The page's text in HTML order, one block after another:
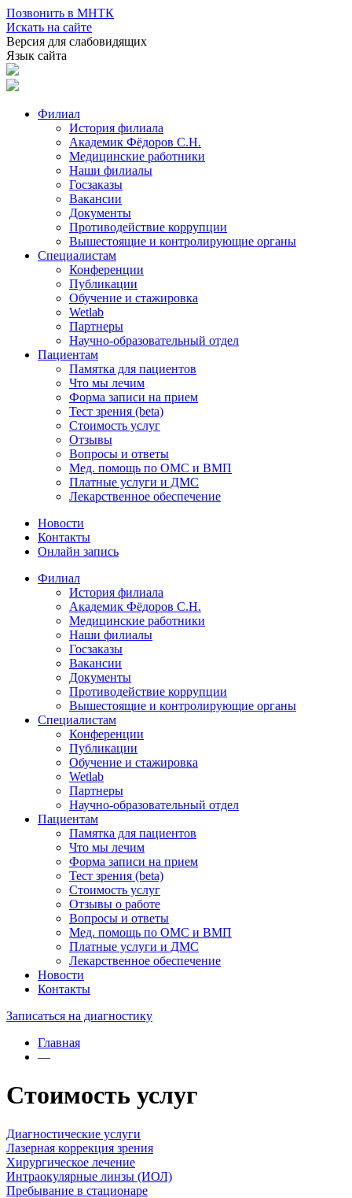
Позвонить в МНТК
Искать на сайте
Версия для слабовидящих
Язык сайта
Филиал
История филиала
Академик Фёдоров С.Н.
Медицинские работники
Наши филиалы
Госзаказы
Вакансии
Документы
Противодействие коррупции
Вышестоящие и контролирующие органы
Специалистам
Конференции
Публикации
Обучение и стажировка
Wetlab
Партнеры
Научно-образовательный отдел
Пациентам
Памятка для пациентов
Что мы лечим
Форма записи на прием
Тест зрения (beta)
Стоимость услуг
Отзывы
Вопросы и ответы
Мед. помощь по ОМС и ВМП
Платные услуги и ДМС
Лекарственное обеспечение
Новости
Контакты
Онлайн запись
Филиал
История филиала
Академик Фёдоров С.Н.
Медицинские работники
Наши филиалы
Госзаказы
Вакансии
Документы
Противодействие коррупции
Вышестоящие и контролирующие органы
Специалистам
Конференции
Публикации
Обучение и стажировка
Wetlab
Партнеры
Научно-образовательный отдел
Пациентам
Памятка для пациентов
Что мы лечим
Форма записи на прием
Тест зрения (beta)
Стоимость услуг
Отзывы о работе
Вопросы и ответы
Мед. помощь по ОМС и ВМП
Платные услуги и ДМС
Лекарственное обеспечение
Новости
Контакты
Записаться на диагностику
Главная
—
Стоимость услуг
Диагностические услуги
Лазерная коррекция зрения
Хирургическое лечение
Интраокулярные линзы (ИОЛ)
Пребывание в стационаре